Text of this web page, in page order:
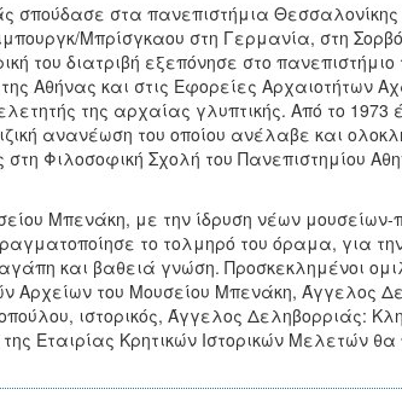
σπούδασε στα πανεπιστήμια
Μπρίσγκαου στη Γερμανία, στη
του διατριβή εξεπόνησε στο
Αθήνας και στις Εφορείες Αρχαιοτήτων
της αρχαίας γλυπτικής. Από το 1973
ανανέωση του οποίου ανέλαβε και
στη Φιλοσοφική Σχολή του Πανεπιστημίου
Μπενάκη, με την ίδρυση νέων
το τολμηρό του όραμα, για
και βαθειά γνώση. Προσκεκλημένοι
Αρχείων του Μουσείου Μπενάκη, Άγγελος
ιστορικός, Άγγελος Δεληβορριάς:
της Εταιρίας Κρητικών Ιστορικών Μελετών